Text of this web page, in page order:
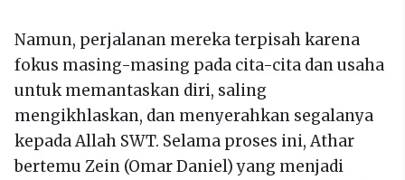
Namun, perjalanan mereka terpisah karena
fokus masing-masing pada cita-cita dan usaha
untuk memantaskan diri, saling
mengikhlaskan, dan menyerahkan segalanya
kepada Allah SWT. Selama proses ini, Athar
bertemu Zein (Omar Daniel) yang menjadi